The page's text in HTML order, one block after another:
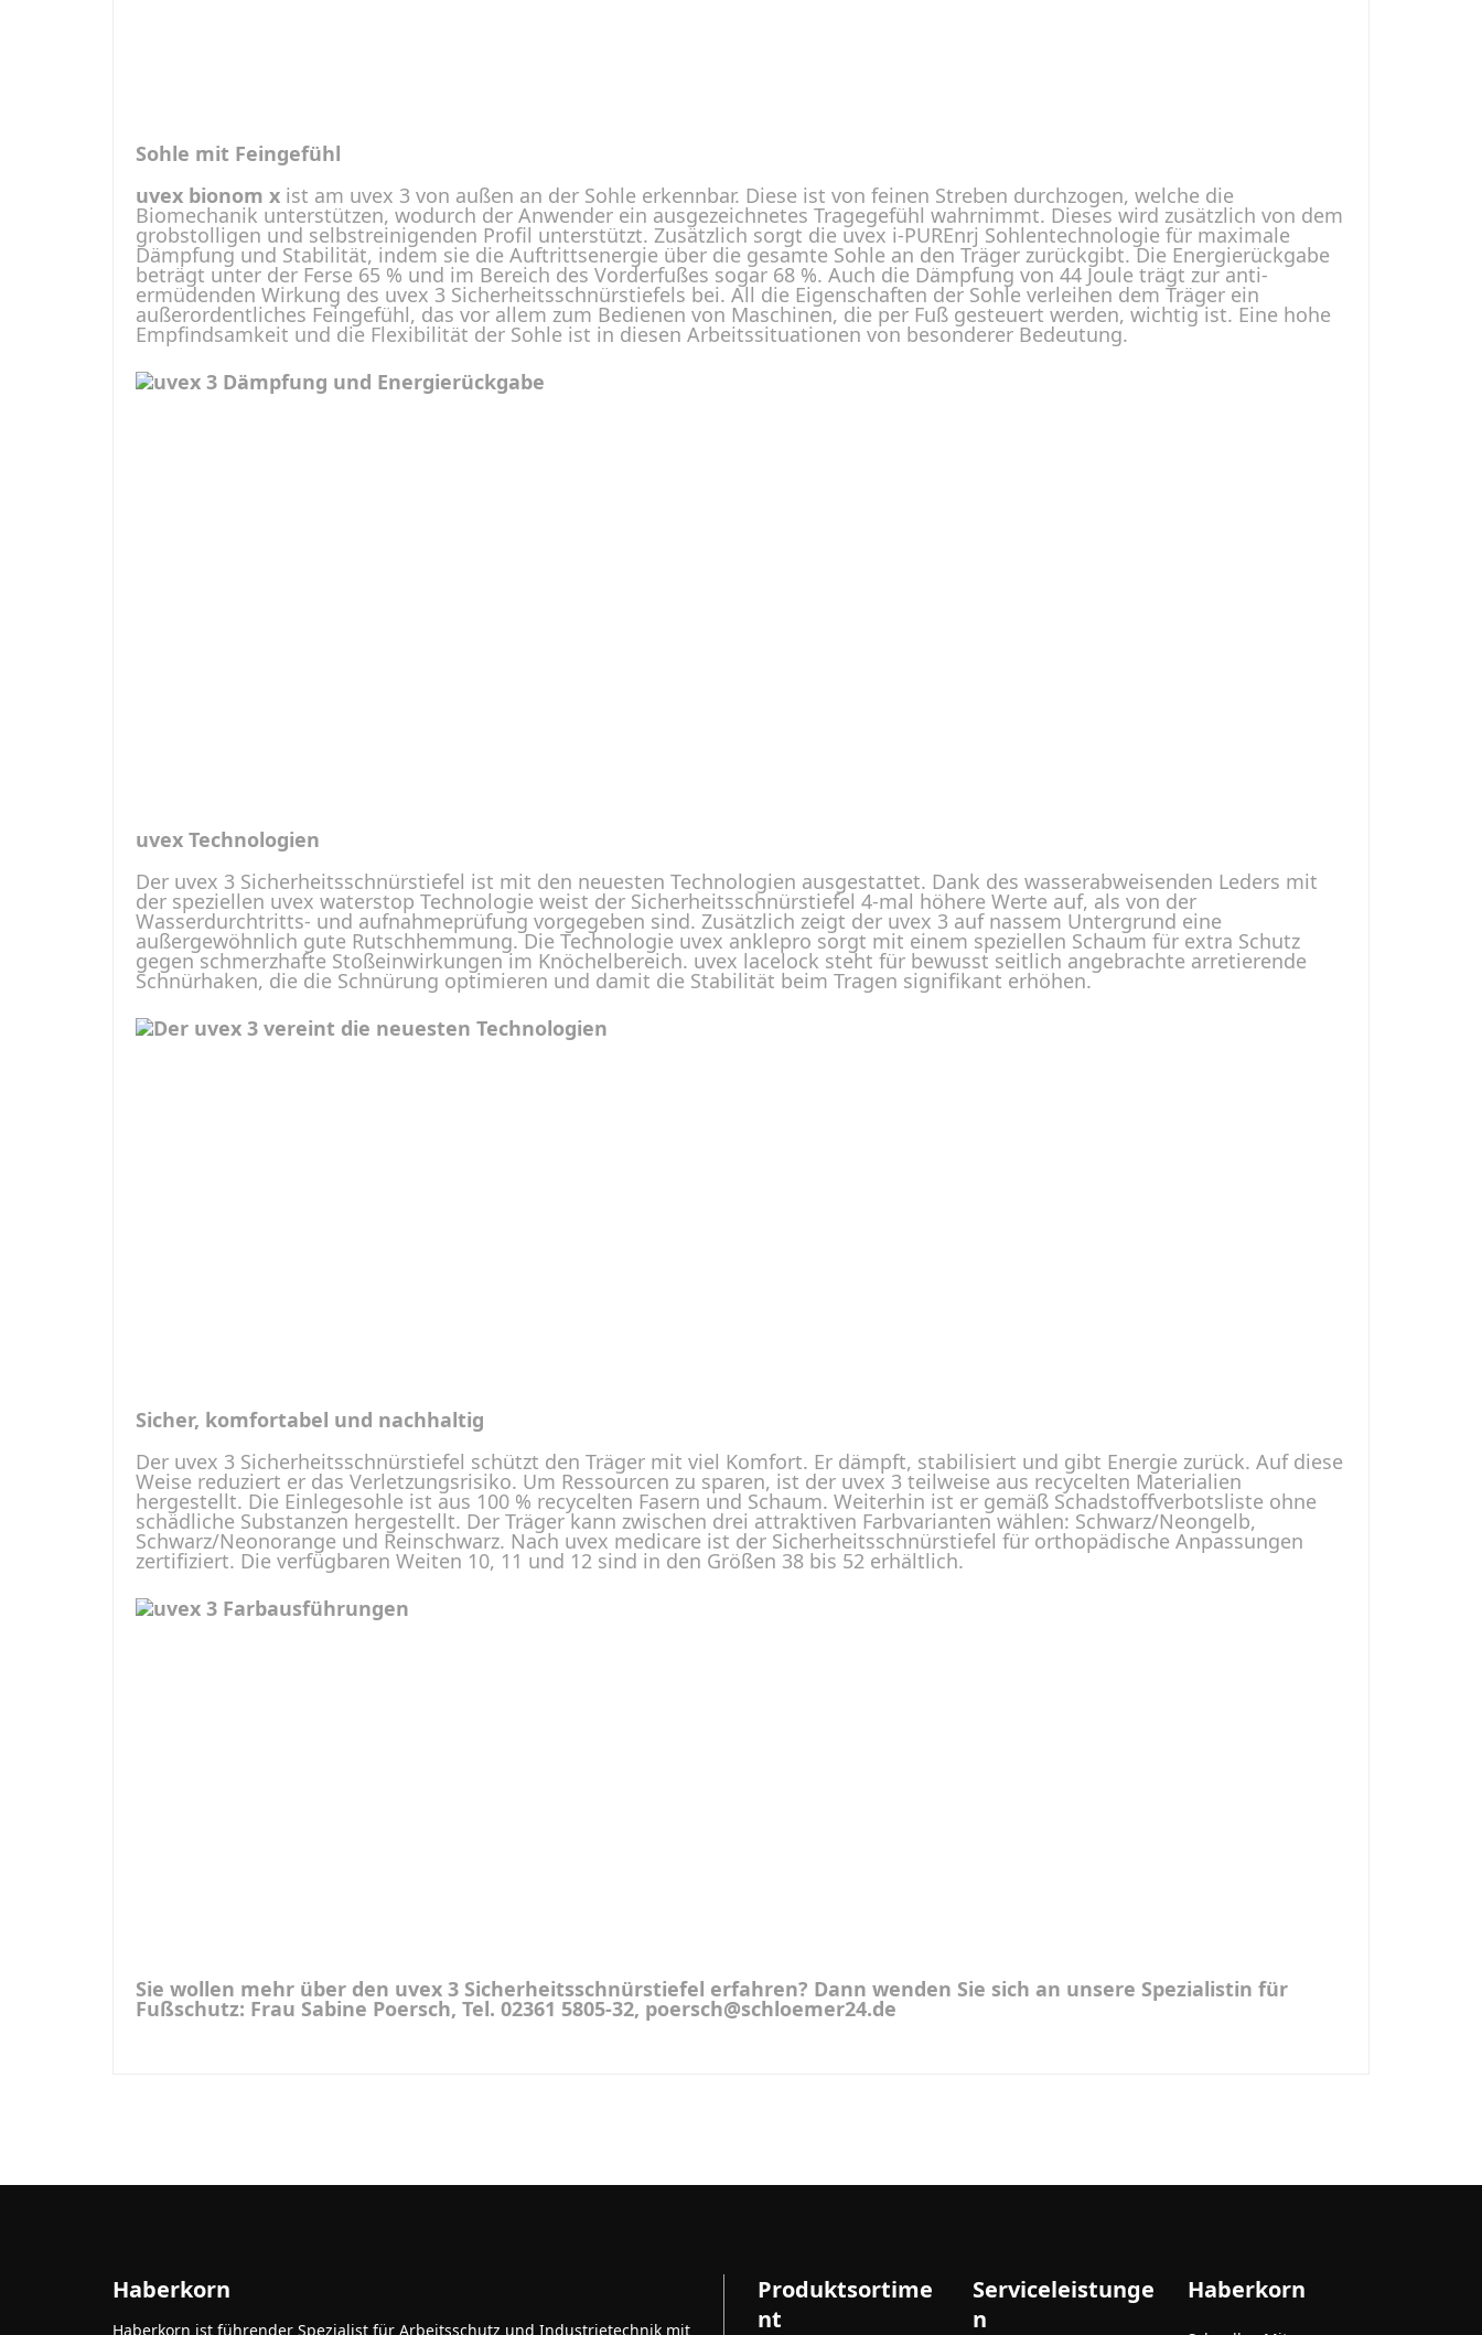
Sohle mit Feingefühl
uvex bionom x ist am uvex 3 von außen an der Sohle erkennbar. Diese ist von feinen Streben durchzogen, welche die
Biomechanik unterstützen, wodurch der Anwender ein ausgezeichnetes Tragegefühl wahrnimmt. Dieses wird zusätzlich von dem
grobstolligen und selbstreinigenden Profil unterstützt. Zusätzlich sorgt die uvex i-PUREnrj Sohlentechnologie für maximale
Dämpfung und Stabilität, indem sie die Auftrittsenergie über die gesamte Sohle an den Träger zurückgibt. Die Energierückgabe
beträgt unter der Ferse 65 % und im Bereich des Vorderfußes sogar 68 %. Auch die Dämpfung von 44 Joule trägt zur anti-
ermüdenden Wirkung des uvex 3 Sicherheitsschnürstiefels bei. All die Eigenschaften der Sohle verleihen dem Träger ein
außerordentliches Feingefühl, das vor allem zum Bedienen von Maschinen, die per Fuß gesteuert werden, wichtig ist. Eine hohe
Empfindsamkeit und die Flexibilität der Sohle ist in diesen Arbeitssituationen von besonderer Bedeutung.
uvex Technologien
Der uvex 3 Sicherheitsschnürstiefel ist mit den neuesten Technologien ausgestattet. Dank des wasserabweisenden Leders mit
der speziellen uvex waterstop Technologie weist der Sicherheitsschnürstiefel 4-mal höhere Werte auf, als von der
Wasserdurchtritts- und aufnahmeprüfung vorgegeben sind. Zusätzlich zeigt der uvex 3 auf nassem Untergrund eine
außergewöhnlich gute Rutschhemmung. Die Technologie uvex anklepro sorgt mit einem speziellen Schaum für extra Schutz
gegen schmerzhafte Stoßeinwirkungen im Knöchelbereich. uvex lacelock steht für bewusst seitlich angebrachte arretierende
Schnürhaken, die die Schnürung optimieren und damit die Stabilität beim Tragen signifikant erhöhen.
Sicher, komfortabel und nachhaltig
Der uvex 3 Sicherheitsschnürstiefel schützt den Träger mit viel Komfort. Er dämpft, stabilisiert und gibt Energie zurück. Auf diese
Weise reduziert er das Verletzungsrisiko. Um Ressourcen zu sparen, ist der uvex 3 teilweise aus recycelten Materialien
hergestellt. Die Einlegesohle ist aus 100 % recycelten Fasern und Schaum. Weiterhin ist er gemäß Schadstoffverbotsliste ohne
schädliche Substanzen hergestellt. Der Träger kann zwischen drei attraktiven Farbvarianten wählen: Schwarz/Neongelb,
Schwarz/Neonorange und Reinschwarz. Nach uvex medicare ist der Sicherheitsschnürstiefel für orthopädische Anpassungen
zertifiziert. Die verfügbaren Weiten 10, 11 und 12 sind in den Größen 38 bis 52 erhältlich.
Sie wollen mehr über den uvex 3 Sicherheitsschnürstiefel erfahren? Dann wenden Sie sich an unsere Spezialistin für
Fußschutz: Frau Sabine Poersch, Tel. 02361 5805-32, poersch@schloemer24.de
Haberkorn
Haberkorn ist führender Spezialist für Arbeitsschutz und Industrietechnik mit
Produktsortime
nt
Serviceleistunge
n
Haberkorn